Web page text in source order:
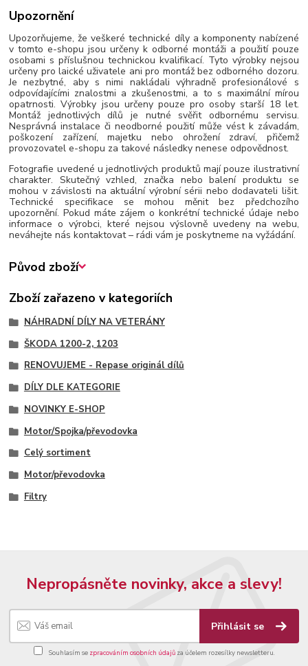
Upozornění
Upozorňujeme, že veškeré technické díly a komponenty nabízené
v tomto e-shopu jsou určeny k odborné montáži a použití pouze
osobami s příslušnou technickou kvalifikací. Tyto výrobky nejsou
určeny pro laické uživatele ani pro montáž bez odborného dozoru.
Je nezbytné, aby s nimi nakládali výhradně profesionálové s
odpovídajícími znalostmi a zkušenostmi, a to s maximální mírou
opatrnosti. Výrobky jsou určeny pouze pro osoby starší 18 let.
Montáž jednotlivých dílů je nutné svěřit odbornému servisu.
Nesprávná instalace či neodborné použití může vést k závadám,
poškození zařízení, majetku nebo ohrožení zdraví, přičemž
provozovatel e-shopu za takové následky nenese odpovědnost.
Fotografie uvedené u jednotlivých produktů mají pouze ilustrativní
charakter. Skutečný vzhled, značka nebo balení produktu se
mohou v závislosti na aktuální výrobní sérii nebo dodavateli lišit.
Technické specifikace se mohou měnit bez předchozího
upozornění. Pokud máte zájem o konkrétní technické údaje nebo
informace o výrobci, které nejsou výslovně uvedeny na webu,
neváhejte nás kontaktovat – rádi vám je poskytneme na vyžádání.
Původ zboží
Zboží zařazeno v kategoriích
NÁHRADNÍ DÍLY NA VETERÁNY
ŠKODA 1200-2, 1203
RENOVUJEME - Repase originál dílů
DÍLY DLE KATEGORIE
NOVINKY E-SHOP
Motor/Spojka/převodovka
Celý sortiment
Motor/převodovka
Filtry
Nepropásněte novinky, akce a slevy!
Přihlásit se
Souhlasím se zpracováním osobních údajůza účelem rozesílky newsletteru.